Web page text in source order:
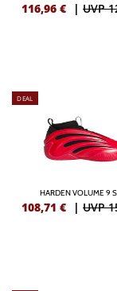
116,96 € | UVP
DEAL
HARDEN VOLUME 9
108,71 € | UVP